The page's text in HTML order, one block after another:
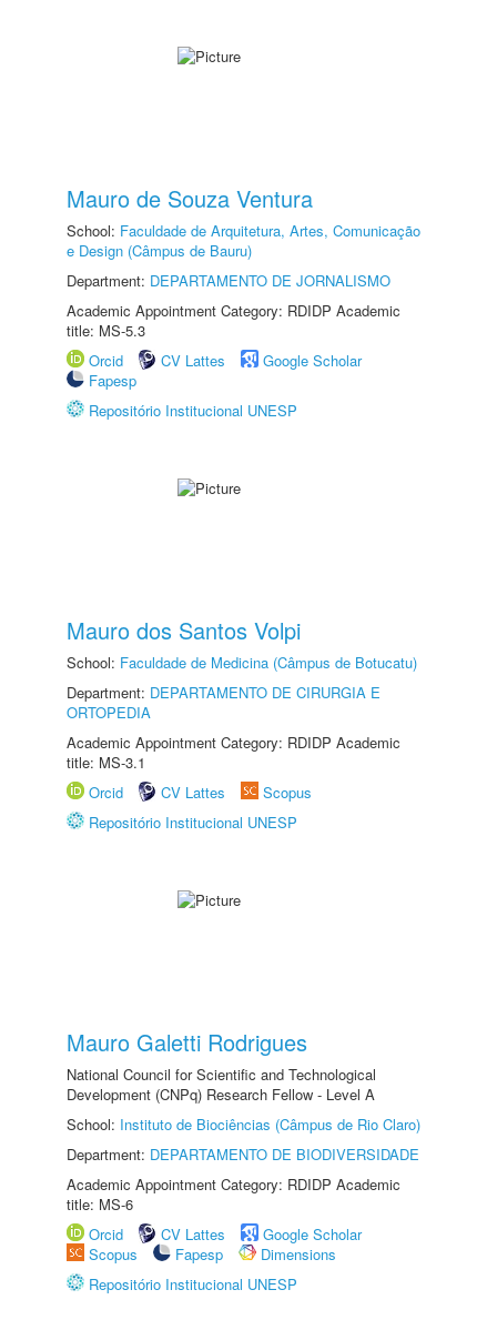
Mauro de Souza Ventura
School: Faculdade de Arquitetura, Artes, Comunicação
e Design (Câmpus de Bauru)
Department: DEPARTAMENTO DE JORNALISMO
Academic Appointment Category: RDIDP Academic
title: MS-5.3
Orcid
CV Lattes
Google Scholar
Fapesp
Repositório Institucional UNESP
Mauro dos Santos Volpi
School: Faculdade de Medicina (Câmpus de Botucatu)
Department: DEPARTAMENTO DE CIRURGIA E
ORTOPEDIA
Academic Appointment Category: RDIDP Academic
title: MS-3.1
Orcid
CV Lattes
Scopus
Repositório Institucional UNESP
Mauro Galetti Rodrigues
National Council for Scientific and Technological
Development (CNPq) Research Fellow - Level A
School: Instituto de Biociências (Câmpus de Rio Claro)
Department: DEPARTAMENTO DE BIODIVERSIDADE
Academic Appointment Category: RDIDP Academic
title: MS-6
Orcid
CV Lattes
Google Scholar
Scopus
Fapesp
Dimensions
Repositório Institucional UNESP